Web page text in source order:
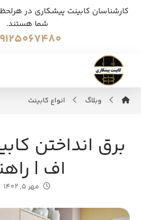
کارشناسان کابینت پیشکاری در
شما هستند.
وبلاگ انواع کابینت
برق انداختن
اف |
مهر 5, 1402